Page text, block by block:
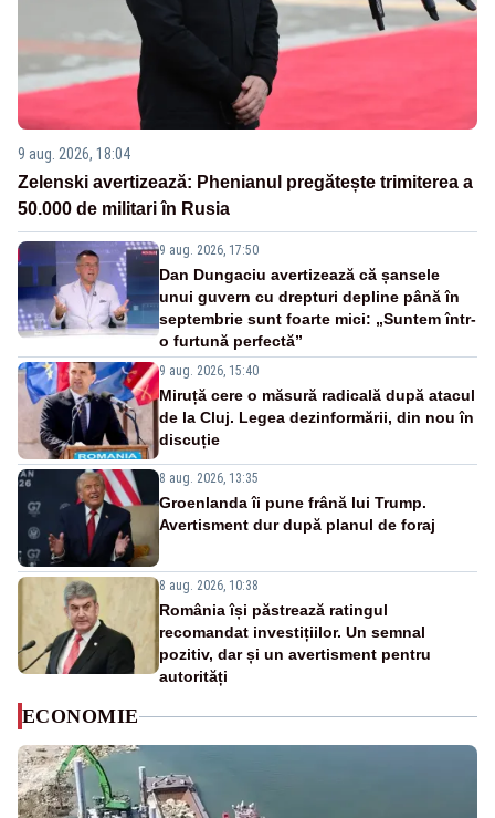
9 aug. 2026, 18:04
Zelenski avertizează: Phenianul pregătește trimiterea a
50.000 de militari în Rusia
9 aug. 2026, 17:50
Dan Dungaciu avertizează că șansele
unui guvern cu drepturi depline până în
septembrie sunt foarte mici: „Suntem într-
o furtună perfectă”
9 aug. 2026, 15:40
Miruță cere o măsură radicală după atacul
de la Cluj. Legea dezinformării, din nou în
discuție
8 aug. 2026, 13:35
Groenlanda îi pune frână lui Trump.
Avertisment dur după planul de foraj
8 aug. 2026, 10:38
România își păstrează ratingul
recomandat investițiilor. Un semnal
pozitiv, dar și un avertisment pentru
autorități
ECONOMIE